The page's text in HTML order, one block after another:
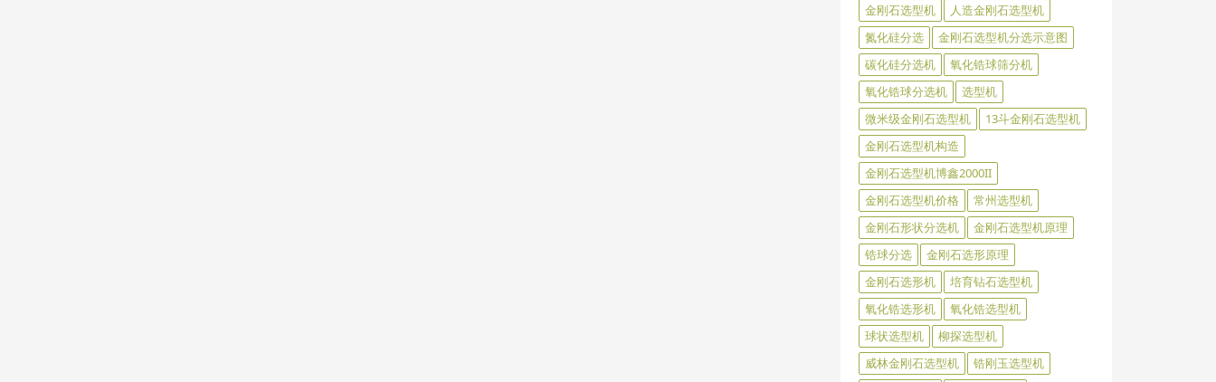
金刚石选型机
人造金刚石选型机
氮化硅分选
金刚石选型机分选示意图
碳化硅分选机
氧化锆球筛分机
氧化锆球分选机
选型机
微米级金刚石选型机
13斗金刚石选型机
金刚石选型机构造
金刚石选型机博鑫2000II
金刚石选型机价格
常州选型机
金刚石形状分选机
金刚石选型机原理
锆球分选
金刚石选形原理
金刚石选形机
培育钻石选型机
氧化锆选形机
氧化锆选型机
球状选型机
柳探选型机
威林金刚石选型机
锆刚玉选型机